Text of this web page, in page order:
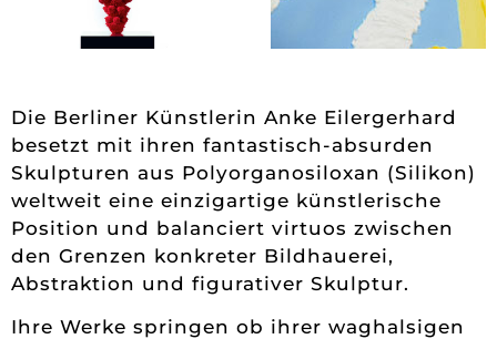
Die Berliner Künstlerin Anke Eilergerhard
besetzt mit ihren fantastisch-absurden
Skulpturen aus Polyorganosiloxan (Silikon)
weltweit eine einzigartige künstlerische
Position und balanciert virtuos zwischen
den Grenzen konkreter Bildhauerei,
Abstraktion und figurativer Skulptur.
Ihre Werke springen ob ihrer waghalsigen